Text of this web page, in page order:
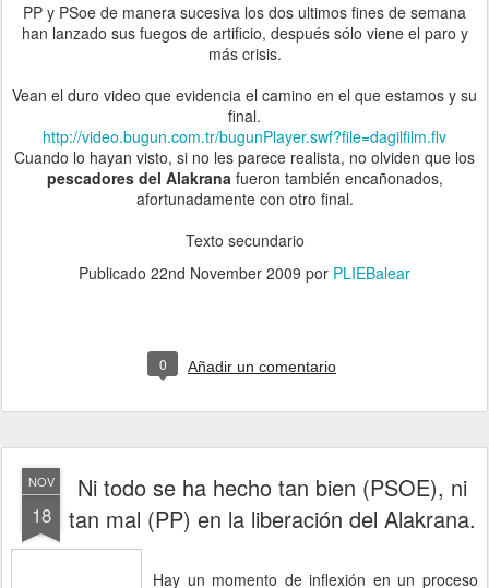
PP y PSoe de manera sucesiva los dos ultimos fines de semana
han lanzado sus fuegos de artificio, después sólo viene el paro y
más crisis.
Vean el duro video que evidencia el camino en el que estamos y su
final.
http://video.bugun.com.tr/bugunPlayer.swf?file=dagilfilm.flv
Cuando lo hayan visto, si no les parece realista, no olviden que los
pescadores del Alakranafueron también encañonados,
afortunadamente con otro final.
Texto secundario
Publicado 22nd November 2009 por PLIEBalear
0 Añadir un comentario
NOV
18
Ni todo se ha hecho tan bien (PSOE), ni
tan mal (PP) en la liberación del Alakrana.
Hay un momento de inflexión en un proceso